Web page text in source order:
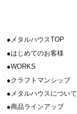
メタルハウスTOP
はじめてのお客様
WORKS
クラフトマンシップ
メタルハウスについて
商品ラインアップ